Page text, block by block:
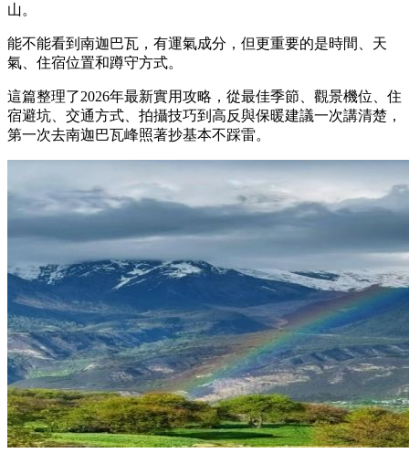
山。
能不能看到南迦巴瓦，有運氣成分，但更重要的是時間、天
氣、住宿位置和蹲守方式。
這篇整理了2026年最新實用攻略，從最佳季節、觀景機位、住
宿避坑、交通方式、拍攝技巧到高反與保暖建議一次講清楚，
第一次去南迦巴瓦峰照著抄基本不踩雷。